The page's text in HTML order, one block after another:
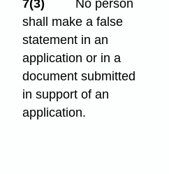
7(3)
No person
shall make a false
statement in an
application or in a
document submitted
in support of an
application.